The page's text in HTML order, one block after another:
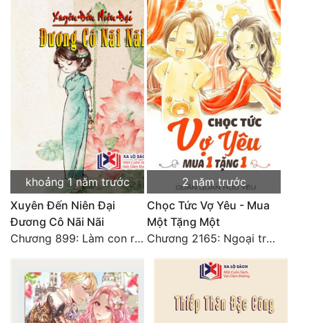
Đông Phương
Đông Phương Huyền Huyễn
Cẩu Đạo Trường Sinh
Ngự Thú
Truyện Nam
Truyện Nữ
Xây Dựng Thế Lực
Đam Mỹ
khoảng 1 năm trước
Xuyên Đến Niên Đại
Đương Cô Nãi Nãi
Chương 899: Làm con rùa
2 năm trước
Chọc Tức Vợ Yêu - Mua
Một Tặng Một
Chương 2165: Ngoại truyện 9. Trái tim nhỏ bé của cháu